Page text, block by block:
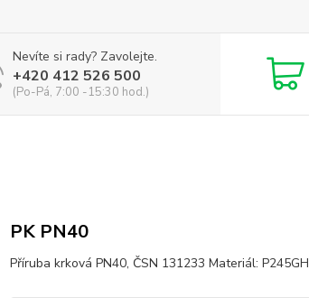
Nevíte si rady? Zavolejte.
+420 412 526 500
(Po-Pá, 7:00 -15:30 hod.)
PK PN40
Příruba krková PN40, ČSN 131233 Materiál: P245GH